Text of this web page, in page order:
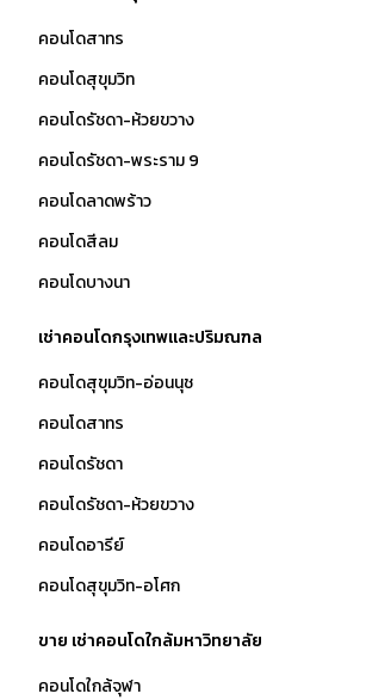
คอนโดสาทร
คอนโดสุขุมวิท
คอนโดรัชดา-ห้วยขวาง
คอนโดรัชดา-พระราม 9
คอนโดลาดพร้าว
คอนโดสีลม
คอนโดบางนา
เช่าคอนโดกรุงเทพและปริมณฑล
คอนโดสุขุมวิท-อ่อนนุช
คอนโดสาทร
คอนโดรัชดา
คอนโดรัชดา-ห้วยขวาง
คอนโดอารีย์
คอนโดสุขุมวิท-อโศก
ขาย เช่าคอนโดใกล้มหาวิทยาลัย
คอนโดใกล้จุฬา